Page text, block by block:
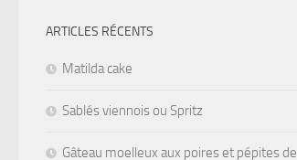
ARTICLES RÉCENTS
Matilda cake
Sablés viennois ou Spritz
Gâteau moelleux aux poires et pépites de